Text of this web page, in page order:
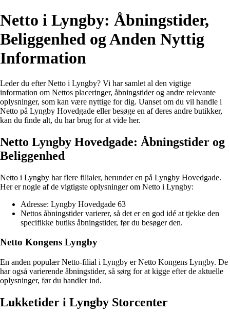
Netto i Lyngby: Åbningstider,
Beliggenhed og Anden Nyttig
Information
Leder du efter Netto i Lyngby? Vi har samlet al den vigtige
information om Nettos placeringer, åbningstider og andre relevante
oplysninger, som kan være nyttige for dig. Uanset om du vil handle i
Netto på Lyngby Hovedgade eller besøge en af deres andre butikker,
kan du finde alt, du har brug for at vide her.
Netto Lyngby Hovedgade: Åbningstider og
Beliggenhed
Netto i Lyngby har flere filialer, herunder en på Lyngby Hovedgade.
Her er nogle af de vigtigste oplysninger om Netto i Lyngby:
Adresse: Lyngby Hovedgade 63
Nettos åbningstider varierer, så det er en god idé at tjekke den
specifikke butiks åbningstider, før du besøger den.
Netto Kongens Lyngby
En anden populær Netto-filial i Lyngby er Netto Kongens Lyngby. De
har også varierende åbningstider, så sørg for at kigge efter de aktuelle
oplysninger, før du handler ind.
Lukketider i Lyngby Storcenter